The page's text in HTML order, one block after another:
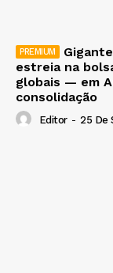
estreia na
globais — em
consolidação
Editor - 25 De